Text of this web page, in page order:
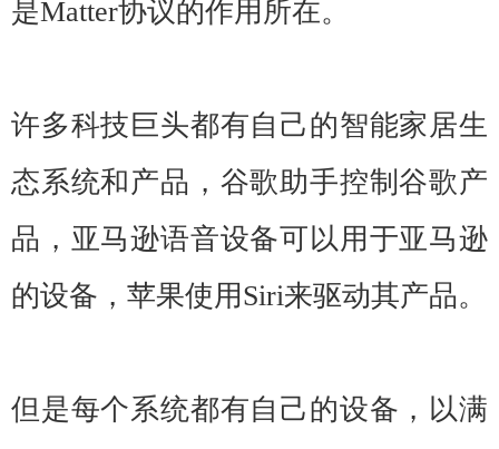
是Matter协议的作用所在。
许多科技巨头都有自己的智能家居生
态系统和产品，谷歌助手控制谷歌产
品，亚马逊语音设备可以用于亚马逊
的设备，苹果使用Siri来驱动其产品。
但是每个系统都有自己的设备，以满